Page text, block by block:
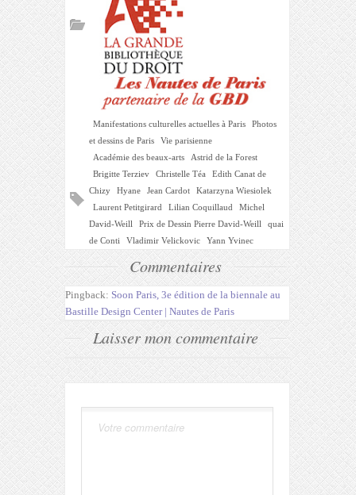
Manifestations culturelles actuelles à Paris
Photos
et dessins de Paris
Vie parisienne
Académie des beaux-arts
Astrid de la Forest
Brigitte Terziev
Christelle Téa
Edith Canat de
Chizy
Hyane Jean Cardot
Katarzyna Wiesiolek
Laurent Petitgirard
Lilian Coquillaud
Michel
David-Weill
Prix de Dessin Pierre David-Weill
quai
de Conti
Vladimir Velickovic Yann Yvinec
Commentaires
Pingback: Soon Paris, 3e édition de la biennale au
Bastille Design Center | Nautes de Paris
Laisser mon commentaire